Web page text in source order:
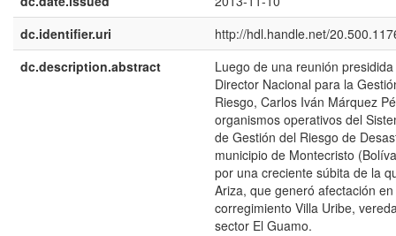
dc.identifier.uri
http://hdl.handle.net/
dc.description.abstract
Luego de una reunión
Director Nacional para la
Riesgo, Carlos Iván Márquez
organismos operativos del
de Gestión del Riesgo de
municipio de Montecristo
por una creciente súbita de la
Ariza, que generó afectación
corregimiento Villa Uribe,
sector El Guamo.